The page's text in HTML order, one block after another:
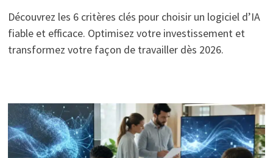
Découvrez les 6 critères clés pour choisir un logiciel d’IA
fiable et efficace. Optimisez votre investissement et
transformez votre façon de travailler dès 2026.